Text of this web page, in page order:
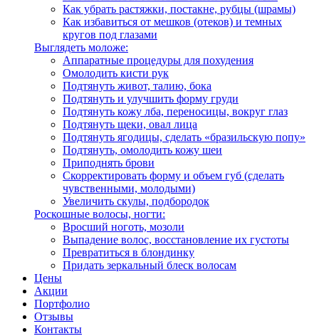
Как убрать растяжки, постакне, рубцы (шрамы)
Как избавиться от мешков (отеков) и темных
кругов под глазами
Выглядеть моложе:
Аппаратные процедуры для похудения
Омолодить кисти рук
Подтянуть живот, талию, бока
Подтянуть и улучшить форму груди
Подтянуть кожу лба, переносицы, вокруг глаз
Подтянуть щеки, овал лица
Подтянуть ягодицы, сделать «бразильскую попу»
Подтянуть, омолодить кожу шеи
Приподнять брови
Скорректировать форму и объем губ (сделать
чувственными, молодыми)
Увеличить скулы, подбородок
Роскошные волосы, ногти:
Вросший ноготь, мозоли
Выпадение волос, восстановление их густоты
Превратиться в блондинку
Придать зеркальный блеск волосам
Цены
Акции
Портфолио
Отзывы
Контакты